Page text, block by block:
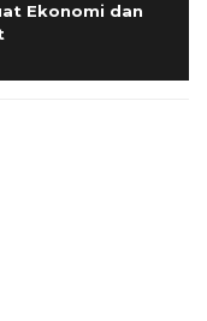
Ekonomi dan